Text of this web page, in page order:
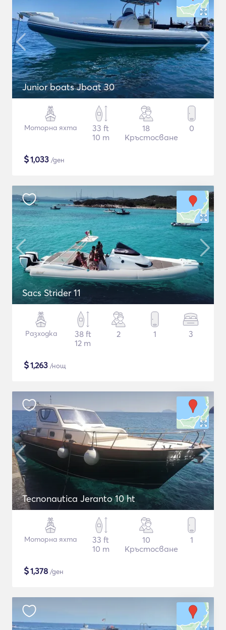
Junior boats Jboat 30
Моторна яхта
33 ft
10 m
18
Кръстосване
0
$1,033 /ден
Sacs Strider 11
Разходка
38 ft
12 m
2 1 3
$1,263 /нощ
Tecnonautica Jeranto 10 ht
Моторна яхта
33 ft
10 m
10
Кръстосване
1
$1,378 /ден